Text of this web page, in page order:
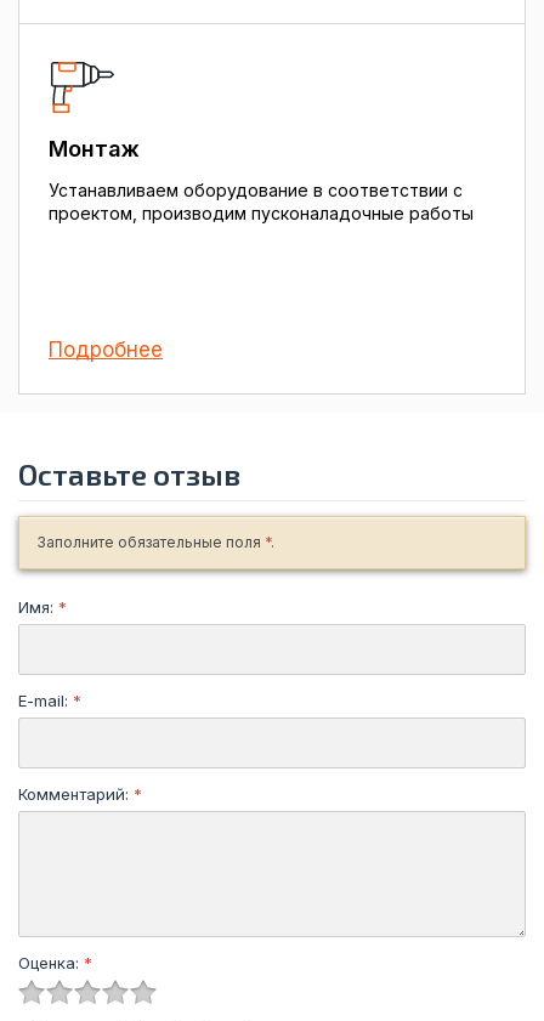
Монтаж
Устанавливаем оборудование в соответствии с
проектом, производим пусконаладочные работы
Подробнее
Оставьте отзыв
Заполните обязательные поля *.
Имя: *
E-mail: *
Комментарий: *
Оценка: *